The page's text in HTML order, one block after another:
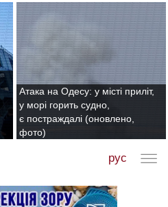
Атака на Одесу: у місті приліт,
у морі горить судно,
є постраждалі (оновлено,
фото)
рус